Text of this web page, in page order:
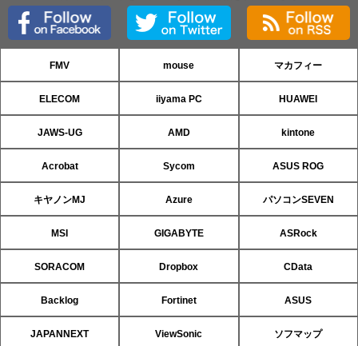
FMV mouse マカフィー
ELECOM iiyama PC HUAWEI
JAWS-UG AMD kintone
Acrobat Sycom ASUS ROG
キヤノンMJ Azure パソコンSEVEN
MSI GIGABYTE ASRock
SORACOM Dropbox CData
Backlog Fortinet ASUS
JAPANNEXT ViewSonic ソフマップ